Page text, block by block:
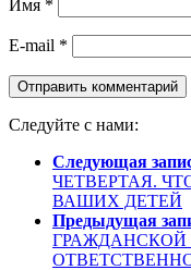
Имя *
E-mail *
Следуйте с нами:
Следующая
ЧЕТВЕРТАЯ.
ВАШИХ ДЕТЕЙ
Предыдущая
ГРАЖДАНСКОЙ